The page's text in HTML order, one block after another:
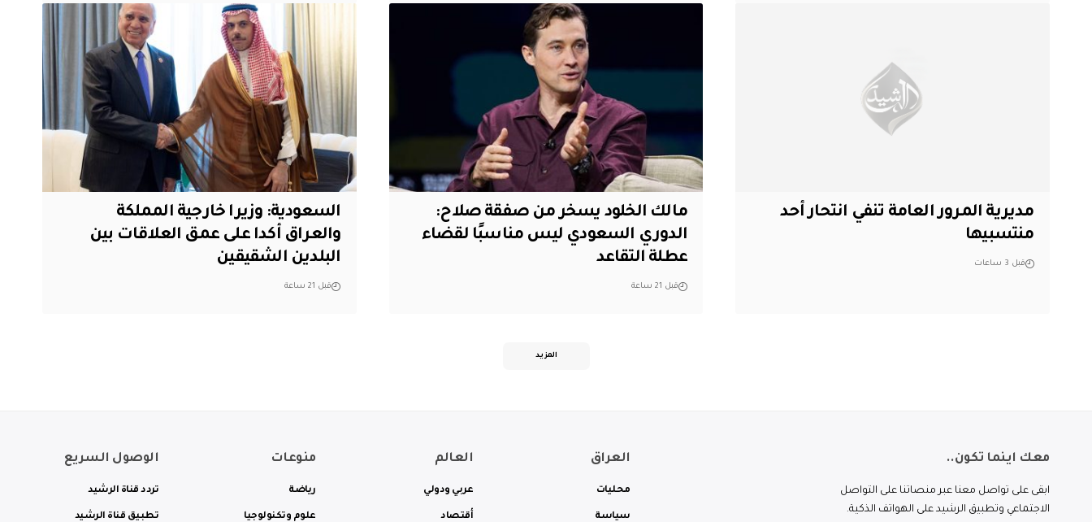
مديرية المرور العامة تنفي انتحار أحد
منتسبيها
قبل 3 ساعات
مالك الخلود يسخر من صفقة صلاح:
الدوري السعودي ليس مناسبًا لقضاء
عطلة التقاعد
قبل 21 ساعة
السعودية: وزيرا خارجية المملكة
والعراق أكدا على عمق العلاقات بين
البلدين الشقيقين
قبل 21 ساعة
المزيد
معك اينما تكون..
ابقى على تواصل معنا عبر منصاتنا على التواصل
الاجتماعي وتطبيق الرشيد على الهواتف الذكية.
العراق
محليات
سياسة
العالم
عربي ودولي
أقتصاد
منوعات
رياضة
علوم وتكنولوجيا
الوصول السريع
تردد قناة الرشيد
تطبيق قناة الرشيد